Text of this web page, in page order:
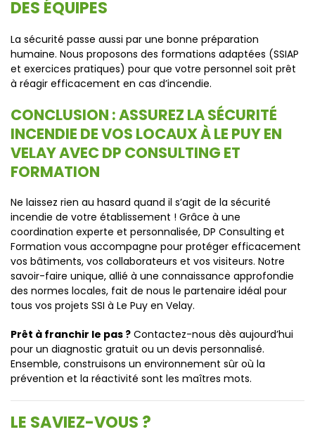
DES ÉQUIPES
La sécurité passe aussi par une bonne préparation
humaine. Nous proposons des formations adaptées (SSIAP
et exercices pratiques) pour que votre personnel soit prêt
à réagir efficacement en cas d’incendie.
CONCLUSION : ASSUREZ LA SÉCURITÉ
INCENDIE DE VOS LOCAUX À LE PUY EN
VELAY AVEC DP CONSULTING ET
FORMATION
Ne laissez rien au hasard quand il s’agit de la sécurité
incendie de votre établissement ! Grâce à une
coordination experte et personnalisée, DP Consulting et
Formation vous accompagne pour protéger efficacement
vos bâtiments, vos collaborateurs et vos visiteurs. Notre
savoir-faire unique, allié à une connaissance approfondie
des normes locales, fait de nous le partenaire idéal pour
tous vos projets SSI à Le Puy en Velay.
Prêt à franchir le pas ? Contactez-nous dès aujourd’hui
pour un diagnostic gratuit ou un devis personnalisé.
Ensemble, construisons un environnement sûr où la
prévention et la réactivité sont les maîtres mots.
LE SAVIEZ-VOUS ?